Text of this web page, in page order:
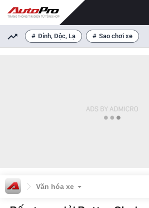
Đỉnh, Độc, Lạ Sao chơi xe
Văn hóa xe